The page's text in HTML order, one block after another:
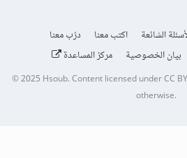
الشائعة اكتب معنا
درّب معنا
بيان الخصوصية مركز المساعدة
© 2025 Hsoub.Content licensed underCC
otherwise.